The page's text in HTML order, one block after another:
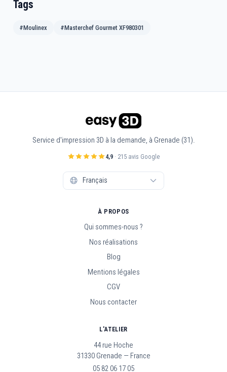
Tags
#Moulinex #Masterchef Gourmet XF980301
Service d'impression 3D à la demande, à Grenade (31).
4,9· 215 avis Google
À PROPOS
Qui sommes-nous ?
Nos réalisations
Blog
Mentions légales
CGV
Nous contacter
L'ATELIER
44 rue Hoche
31330 Grenade — France
05 82 06 17 05